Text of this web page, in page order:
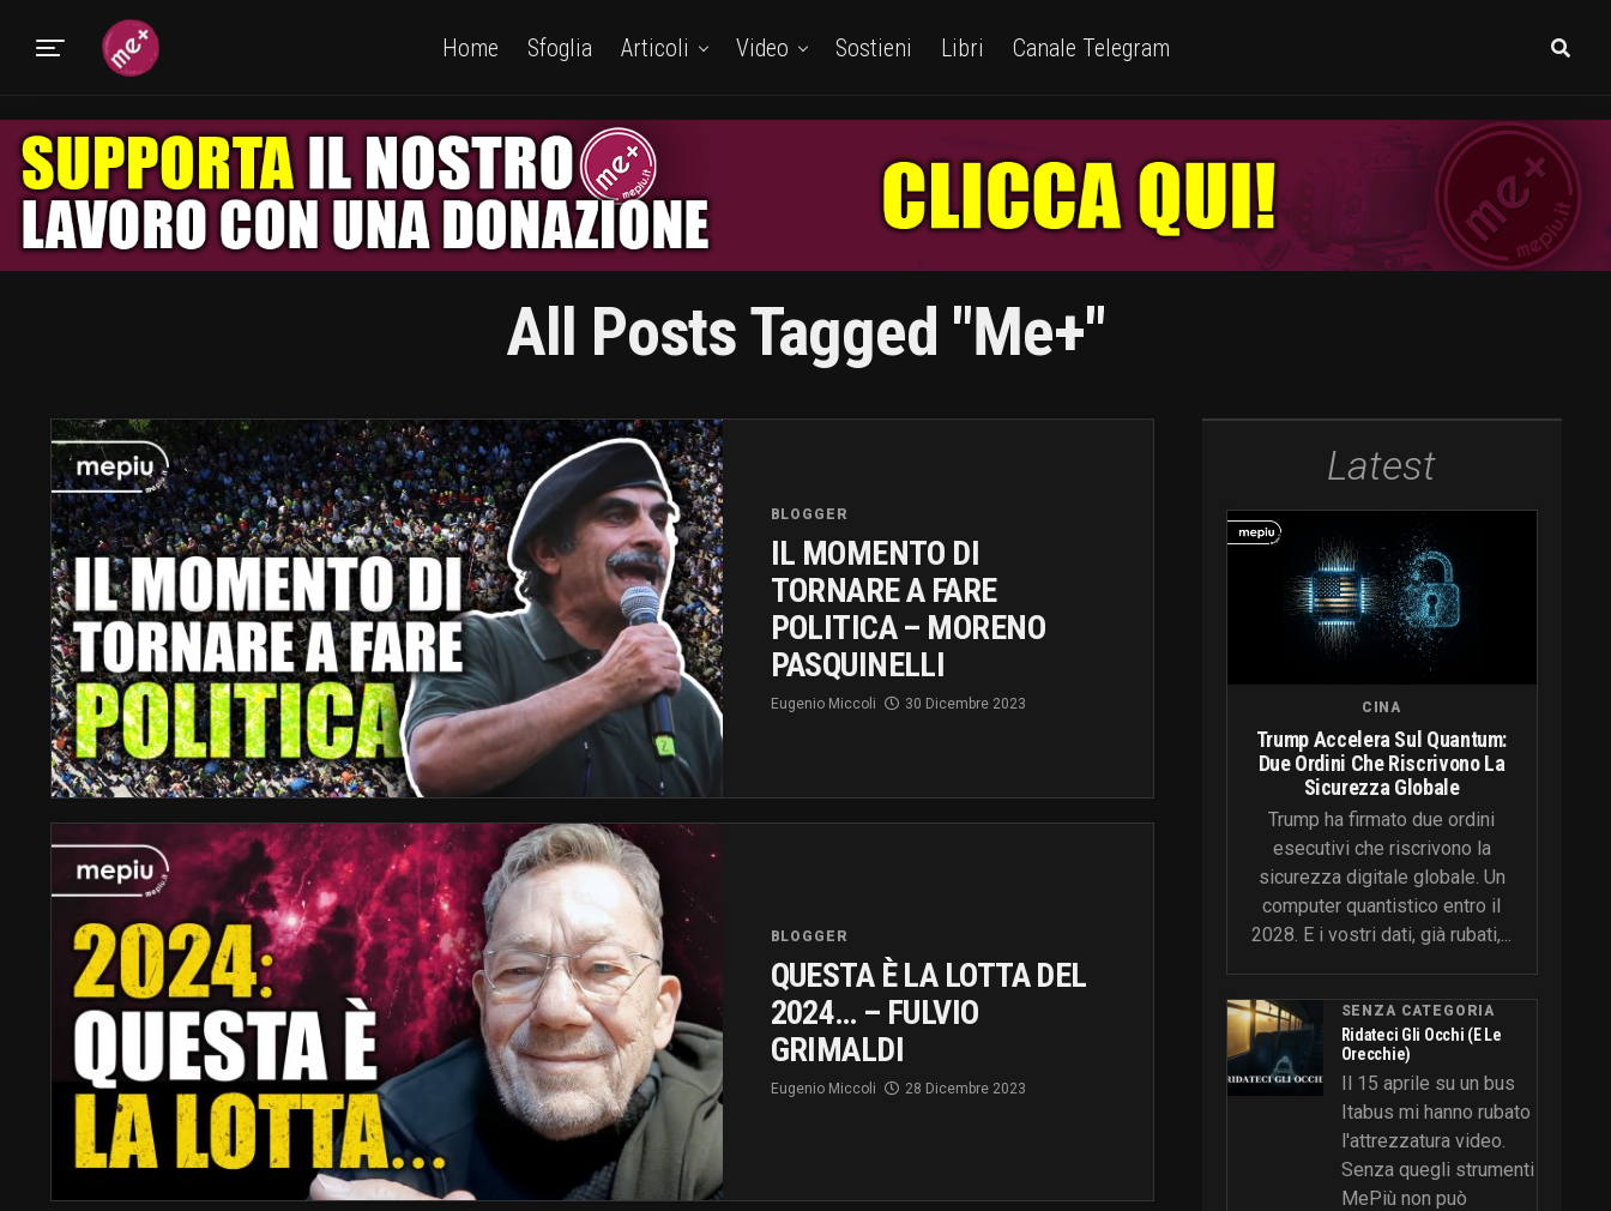
Home Sfoglia Articoli Video Sostieni Libri Canale Telegram
All Posts Tagged "me+"
BLOGGER
IL MOMENTO DI
TORNARE A FARE
POLITICA – MORENO
PASQUINELLI
Eugenio Miccoli 30 Dicembre 2023
BLOGGER
QUESTA È LA LOTTA DEL
2024… – FULVIO
GRIMALDI
Eugenio Miccoli 28 Dicembre 2023
Latest
CINA
Trump Accelera Sul Quantum:
Due Ordini Che Riscrivono La
Sicurezza Globale
Trump ha firmato due ordini
esecutivi che riscrivono la
sicurezza digitale globale. Un
computer quantistico entro il
2028. E i vostri dati, già rubati,...
SENZA CATEGORIA
Ridateci Gli Occhi (e Le
Orecchie)
Il 15 aprile su un bus
Itabus mi hanno rubato
l'attrezzatura video.
Senza quegli strumenti
MePiù non può